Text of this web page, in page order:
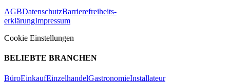
AGBDatenschutzBarrierefreiheits-
erklärungImpressum
Cookie Einstellungen
BELIEBTE BRANCHEN
BüroEinkaufEinzelhandelGastronomieInstallateur